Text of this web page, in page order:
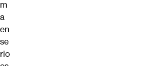
m
a
en
se
rio